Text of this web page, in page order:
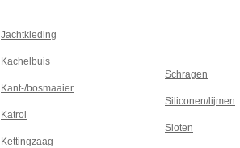
Jachtkleding
Kachelbuis
Kant-/bosmaaier
Katrol
Kettingzaag
Schragen
Siliconen/lijmen
Sloten